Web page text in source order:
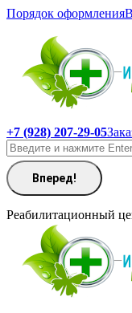
Перейти
содержанию
Порядок оформления
+7 (928) 207-29-05
Поиск:
Реабилитационный